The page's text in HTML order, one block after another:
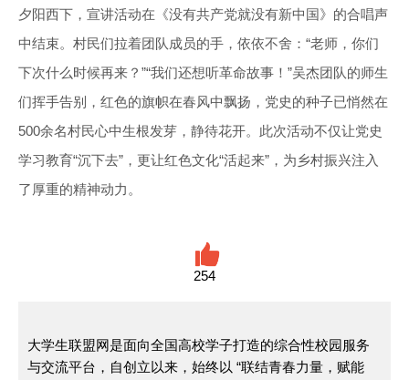
夕阳西下，宣讲活动在《没有共产党就没有新中国》的合唱声
中结束。村民们拉着团队成员的手，依依不舍：“老师，你们
下次什么时候再来？”“我们还想听革命故事！”吴杰团队的师生
们挥手告别，红色的旗帜在春风中飘扬，党史的种子已悄然在
500余名村民心中生根发芽，静待花开。此次活动不仅让党史
学习教育“沉下去”，更让红色文化“活起来”，为乡村振兴注入
了厚重的精神动力。
254
大学生联盟网是面向全国高校学子打造的综合性校园服务
与交流平台，自创立以来，始终以 “联结青春力量，赋能